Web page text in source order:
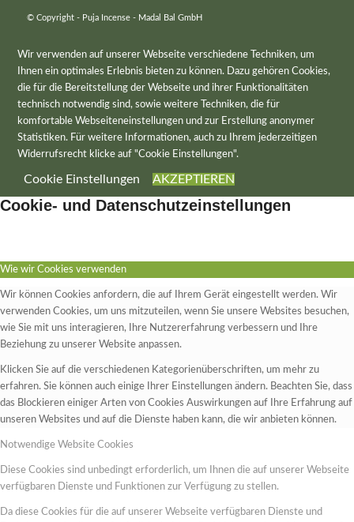
© Copyright - Puja Incense - Madal Bal GmbH
Wir verwenden auf unserer Webseite verschiedene Techniken, um
Ihnen ein optimales Erlebnis bieten zu können. Dazu gehören Cookies,
die für die Bereitstellung der Webseite und ihrer Funktionalitäten
technisch notwendig sind, sowie weitere Techniken, die für
komfortable Webseiteneinstellungen und zur Erstellung anonymer
Statistiken. Für weitere Informationen, auch zu Ihrem jederzeitigen
Widerrufsrecht klicke auf "Cookie Einstellungen".
Cookie Einstellungen AKZEPTIEREN
Cookie- und Datenschutzeinstellungen
Wie wir Cookies verwenden
Wir können Cookies anfordern, die auf Ihrem Gerät eingestellt werden. Wir
verwenden Cookies, um uns mitzuteilen, wenn Sie unsere Websites besuchen,
wie Sie mit uns interagieren, Ihre Nutzererfahrung verbessern und Ihre
Beziehung zu unserer Website anpassen.
Klicken Sie auf die verschiedenen Kategorienüberschriften, um mehr zu
erfahren. Sie können auch einige Ihrer Einstellungen ändern. Beachten Sie, dass
das Blockieren einiger Arten von Cookies Auswirkungen auf Ihre Erfahrung auf
unseren Websites und auf die Dienste haben kann, die wir anbieten können.
Notwendige Website Cookies
Diese Cookies sind unbedingt erforderlich, um Ihnen die auf unserer Webseite
verfügbaren Dienste und Funktionen zur Verfügung zu stellen.
Da diese Cookies für die auf unserer Webseite verfügbaren Dienste und